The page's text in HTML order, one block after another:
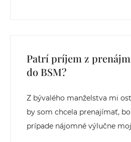
Patrí príjem z
do BSM?
Z bývalého manželstva mi
by som chcela prenajímať,
prípade nájomné výlučne